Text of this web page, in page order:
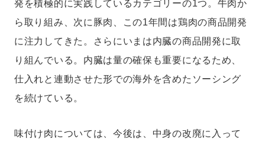
発を積極的に実践しているカテゴリーの1つ。牛肉か
ら取り組み、次に豚肉、この1年間は鶏肉の商品開発
に注力してきた。さらにいまは内臓の商品開発に取
り組んでいる。内臓は量の確保も重要になるため、
仕入れと連動させた形での海外を含めたソーシング
を続けている。
味付け肉については、今後は、中身の改廃に入って